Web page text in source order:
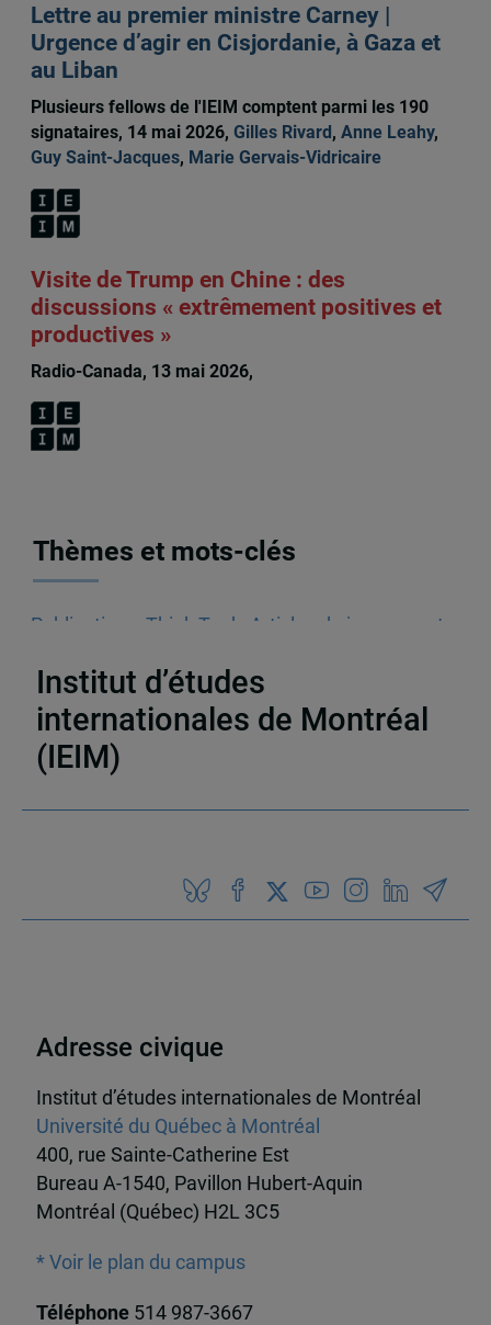
Lettre au premier ministre Carney |
Urgence d’agir en Cisjordanie, à Gaza et
au Liban
Plusieurs fellows de l'IEIM comptent parmi les 190
signataires, 14 mai 2026, Gilles Rivard, Anne Leahy,
Guy Saint-Jacques, Marie Gervais-Vidricaire
Visite de Trump en Chine : des
discussions « extrêmement positives et
productives »
Radio-Canada, 13 mai 2026,
Thèmes et mots-clés
Publications Think Tank
Articles de journaux et
Institut d’études
internationales de Montréal
(IEIM)
Adresse civique
Institut d’études internationales de Montréal
Université du Québec à Montréal
400, rue Sainte-Catherine Est
Bureau A-1540, Pavillon Hubert-Aquin
Montréal (Québec) H2L 3C5
* Voir le plan du campus
Téléphone 514 987-3667